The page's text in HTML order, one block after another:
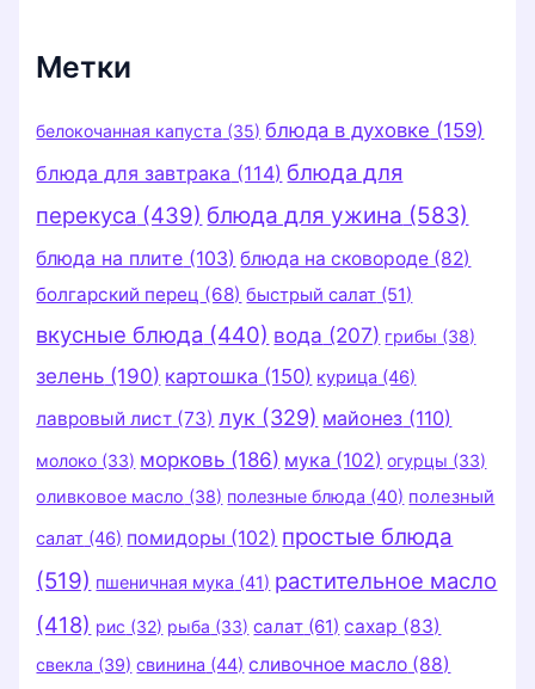
Метки
белокочанная капуста (35) блюда в духовке (159)
блюда для завтрака (114) блюда для
перекуса (439) блюда для ужина (583)
блюда на плите (103) блюда на сковороде (82)
болгарский перец (68) быстрый салат (51)
вкусные блюда (440) вода (207) грибы (38)
зелень (190) картошка (150) курица (46)
лавровый лист (73) лук (329) майонез (110)
молоко (33) морковь (186) мука (102) огурцы (33)
оливковое масло (38) полезные блюда (40) полезный
салат (46) помидоры (102) простые блюда
(519) пшеничная мука (41) растительное масло
(418) рис (32) рыба (33) салат (61) сахар (83)
свекла (39) свинина (44) сливочное масло (88)